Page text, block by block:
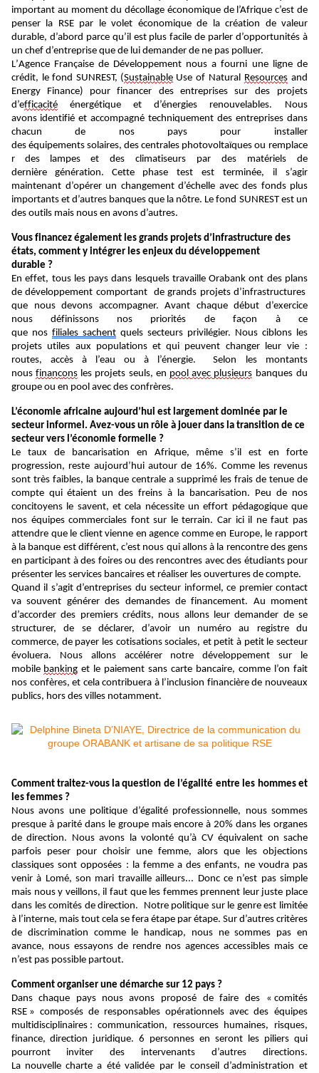
important au moment du décollage économique de l’Afrique c’est de
penser la RSE par le volet économique de la création de valeur
durable, d’abord parce qu’il est plus facile de parler d’opportunités à
un chef d’entreprise que de lui demander de ne pas polluer.
L’Agence Française de Développement nous a fourni une ligne de
crédit, le fond SUNREST, (Sustainable Use of Natural Resources and
Energy Finance) pour financer des entreprises sur des projets
d’efficacité énergétique et d’énergies renouvelables. Nous
avons identifié et accompagné techniquement des entreprises dans
chacun de nos pays
pour installer
des équipements solaires, des centrales photovoltaïques ou remplace
r
des lampes et des
climatiseurs par des matériels de
dernière
génération. Cette phase test
est terminée, il s’agir
maintenant d’opérer un changement d’échelle avec des fonds plus
importants et d’autres banques que la nôtre. Le fond SUNREST est un
des outils mais nous en avons d’autres.
Vous financez également les grands projets d’infrastructure des
états, comment y intégrer les enjeux du développement
durable ?
En effet, tous les pays dans lesquels travaille Orabank ont des plans
de développement comportant de grands projets d’infrastructures
que nous devons accompagner. Avant chaque début d’exercice
nous
définissons
nos priorités de façon à ce
que nos filiales sachent quels secteurs privilégier. Nous ciblons les
projets utiles aux populations et qui peuvent changer leur vie :
routes, accès à l’eau ou à l’énergie. Selon les montants
nous financons les projets seuls, en pool avec plusieurs banques du
groupe ou en pool avec des confrères.
L’économie africaine aujourd’hui est largement dominée par le
secteur informel. Avez-vous un rôle à jouer dans la transition de ce
secteur vers l’économie formelle ?
Le taux de bancarisation en Afrique, même s’il est en forte
progression, reste aujourd’hui autour de 16%. Comme les revenus
sont très faibles, la banque centrale a supprimé les frais de tenue de
compte qui étaient un des freins à la bancarisation. Peu de nos
concitoyens le savent, et cela nécessite un effort pédagogique que
nos équipes commerciales font sur le terrain. Car ici il ne faut pas
attendre que le client vienne en agence comme en Europe, le rapport
à la banque est différent, c’est nous qui allons à la rencontre des gens
en participant à des foires ou des rencontres avec des étudiants pour
présenter les services bancaires et réaliser les ouvertures de compte.
Quand il s’agit d’entreprises du secteur informel, ce premier contact
va souvent générer des demandes de financement. Au moment
d’accorder des premiers crédits, nous allons leur demander de se
structurer, de se déclarer, d’avoir un numéro au registre du
commerce, de payer les cotisations sociales, et petit à petit le secteur
évoluera. Nous allons accélérer notre développement sur le
mobile banking et le paiement sans carte bancaire, comme l’on fait
nos confères, et cela contribuera à l’inclusion financière de nouveaux
publics, hors des villes notamment.
Comment traitez-vous la question de l’égalité entre les hommes et
les femmes ?
Nous avons une politique d’égalité professionnelle, nous sommes
presque à parité dans le groupe mais encore à 20% dans les organes
de direction. Nous avons la volonté qu’à CV équivalent on sache
parfois peser pour choisir une femme, alors que les objections
classiques sont opposées : la femme a des enfants, ne voudra pas
venir à Lomé, son mari travaille ailleurs... Donc ce n’est pas simple
mais nous y veillons, il faut que les femmes prennent leur juste place
dans les comités de direction. Notre politique sur le genre est limitée
à l’interne, mais tout cela se fera étape par étape. Sur d’autres critères
de discrimination comme le handicap, nous ne sommes pas en
avance, nous essayons de rendre nos agences accessibles mais ce
n’est pas possible partout.
Comment organiser une démarche sur 12 pays ?
Dans chaque pays nous avons proposé de faire des « comités
RSE » composés de responsables opérationnels avec des équipes
multidisciplinaires : communication, ressources humaines,
risques,
finance, direction juridique. 6 personnes en seront les piliers qui
pourront
inviter des intervenants d’autres directions.
La nouvelle charte a été validée par le conseil d’administration et